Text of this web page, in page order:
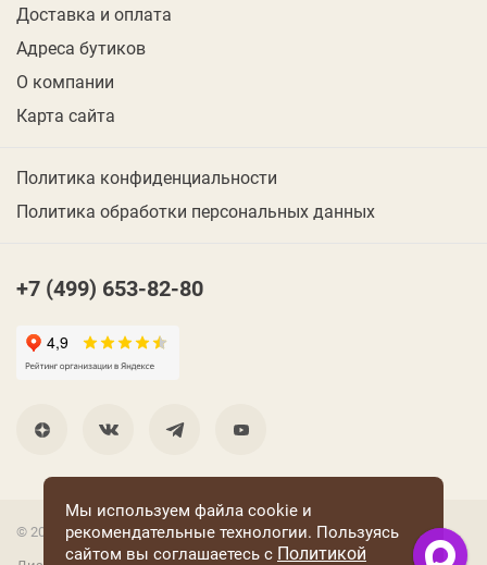
Доставка и оплата
Адреса бутиков
О компании
Карта сайта
Политика конфиденциальности
Политика обработки персональных данных
+7 (499) 653-82-80
© 2001 Группа компаний «Конфаэль»
Мы используем файла cookie и
рекомендательные технологии. Пользуясь
сайтом вы соглашаетесь с Политикой